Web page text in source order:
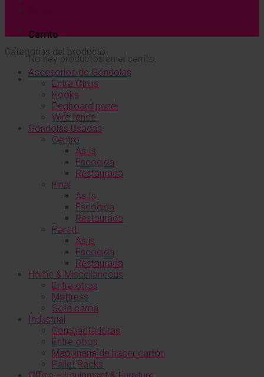
Carrito
No hay productos en el carrito.
Categorías del producto
Accesorios de Góndolas
Entre Otros
Hooks
Pegboard panel
Wire fence
Góndolas Usadas
Centro
As Is
Escogida
Restaurada
Final
As Is
Escogida
Restaurada
Pared
As is
Escogida
Restaurada
Home & Miscellaneous
Entre otros
Mattress
Sofá cama
Industrial
Compactadoras
Entre otros
Maquinaria de hacer cartón
Pallet Racks